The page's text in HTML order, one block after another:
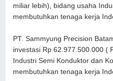
miliar lebih), bidang usaha
membutuhkan tenaga kerja
PT. Sammyung Precision
investasi Rp 62.977.500.000 (
Industri Semi Konduktor dan
membutuhkan tenaga kerja